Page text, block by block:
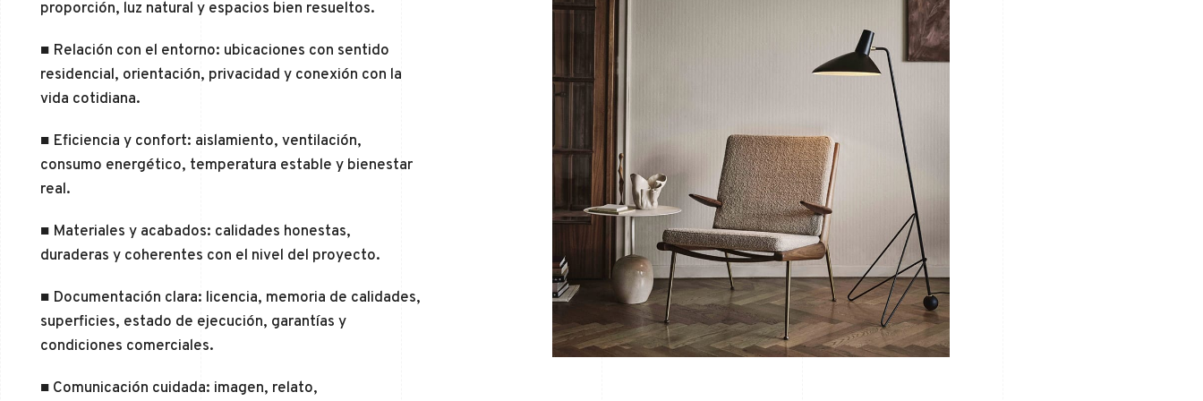
proporción, luz natural y espacios bien resueltos.
■ Relación con el entorno: ubicaciones con sentido
residencial, orientación, privacidad y conexión con la
vida cotidiana.
■ Eficiencia y confort: aislamiento, ventilación,
consumo energético, temperatura estable y bienestar
real.
■ Materiales y acabados: calidades honestas,
duraderas y coherentes con el nivel del proyecto.
■ Documentación clara: licencia, memoria de calidades,
superficies, estado de ejecución, garantías y
condiciones comerciales.
■ Comunicación cuidada: imagen, relato,